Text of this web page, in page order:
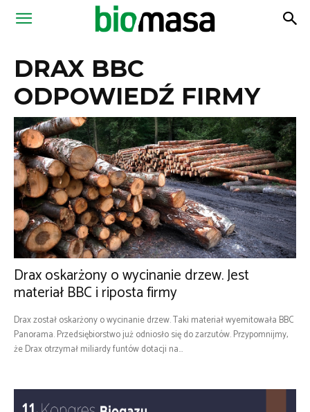
Magazyn
DRAX BBC
ODPOWIEDŹ FIRMY
Drax oskarżony o wycinanie drzew. Jest
materiał BBC i riposta firmy
Drax został oskarżony o wycinanie drzew. Taki materiał wyemitowała BBC
Panorama. Przedsiębiorstwo już odniosło się do zarzutów. Przypomnijmy,
że Drax otrzymał miliardy funtów dotacji na...